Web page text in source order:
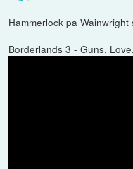
Hammerlock pa
Borderlands 3 - Guns,